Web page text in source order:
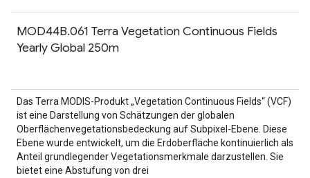
MOD44B.061 Terra Vegetation Continuous Fields
Yearly Global 250m
Das Terra MODIS-Produkt „Vegetation Continuous Fields“ (VCF)
ist eine Darstellung von Schätzungen der globalen
Oberflächenvegetationsbedeckung auf Subpixel-Ebene. Diese
Ebene wurde entwickelt, um die Erdoberfläche kontinuierlich als
Anteil grundlegender Vegetationsmerkmale darzustellen. Sie
bietet eine Abstufung von drei